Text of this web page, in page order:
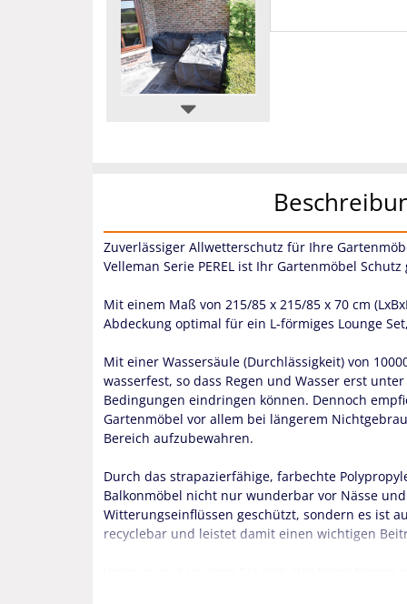
Zuverlässiger Allwetterschutz für Ihre
Velleman Serie PEREL ist Ihr Gartenmöbel
Mit einem Maß von 215/85 x 215/85 x 70 cm
Abdeckung optimal für ein L-förmiges Lounge
Mit einer Wassersäule (Durchlässigkeit) von
wasserfest, so dass Regen und Wasser erst
Bedingungen eindringen können. Dennoch
Gartenmöbel vor allem bei längerem
Bereich aufzubewahren.
Durch das strapazierfähige, farbechte
Balkonmöbel nicht nur wunderbar vor Nässe
Witterungseinflüssen geschützt, sondern es ist
recyclebar und leistet damit einen wichtigen
Von nun an brauchen Sie sich also keine